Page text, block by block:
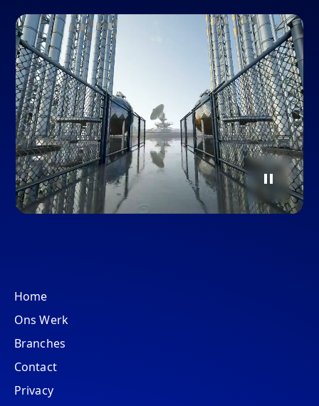
Home
Ons Werk
Branches
Contact
Privacy